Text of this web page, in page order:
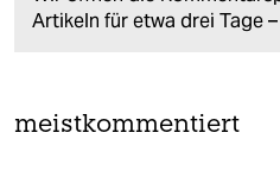
Artikeln für etwa drei Tage –
meistkommentiert